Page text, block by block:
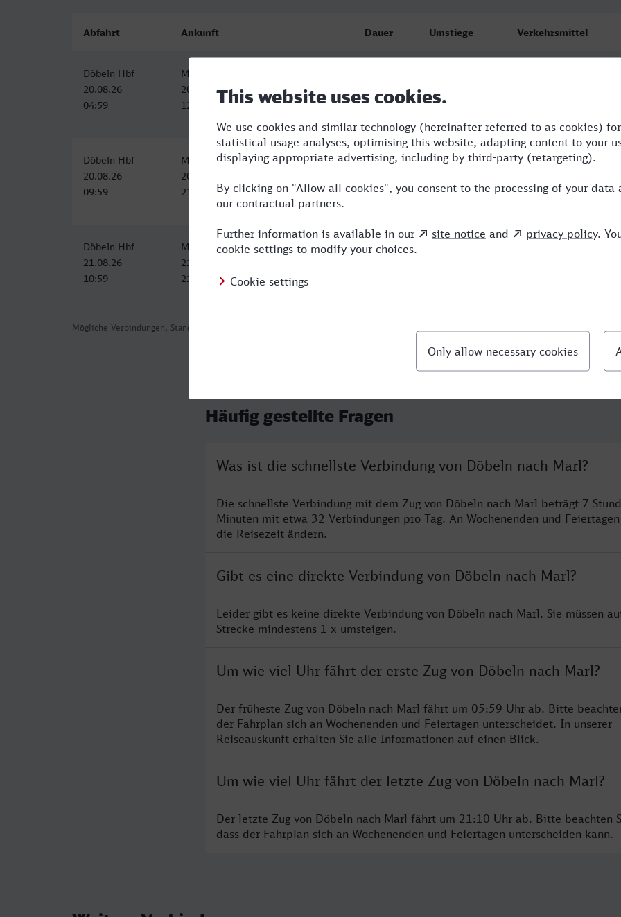
Mögliche Verbindungen, Stand: 2026-08-06 09:30
Abfahrt Ankunft Dauer Umstiege Verkehrsmittel
Döbeln Hbf
20.08.26
04:59
Marl Mitte
20.08.26
12:41
Döbeln Hbf
20.08.26
09:59
Marl Mitte, Marl (Westf)
20.08.26
21:03
11:04 4 BUS,ICE,MRB
Döbeln Hbf
21.08.26
10:59
Marl Mitte, Marl (Westf)
21.08.26
21:03
10:04
Häufig gestellte Fragen
Was ist die schnellste Verbindung von Döbeln nach Marl?
Die schnellste Verbindung mit dem Zug von Döbeln nach Marl beträgt 7
Minuten mit etwa 32 Verbindungen pro Tag. An Wochenenden und
die Reisezeit ändern.
Gibt es eine direkte Verbindung von Döbeln nach Marl?
Leider gibt es keine direkte Verbindung von Döbeln nach Marl. Sie müssen
Strecke mindestens 1 x umsteigen.
Um wie viel Uhr fährt der erste Zug von Döbeln nach Marl?
Der früheste Zug von Döbeln nach Marl fährt um 05:59 Uhr ab. Bitte
der Fahrplan sich an Wochenenden und Feiertagen unterscheidet. In unserer
Reiseauskunft erhalten Sie alle Informationen auf einen Blick.
Um wie viel Uhr fährt der letzte Zug von Döbeln nach Marl?
Der letzte Zug von Döbeln nach Marl fährt um 21:10 Uhr ab. Bitte beachten
dass der Fahrplan sich an Wochenenden und Feiertagen unterscheiden kann.